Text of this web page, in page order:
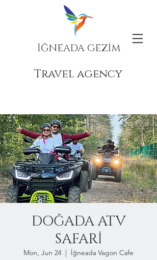
İĞNEADA GEZİM
Travel agency
DOĞADA ATV
SAFARİ
Mon, Jun 24
  |
İğneada Vagon Cafe